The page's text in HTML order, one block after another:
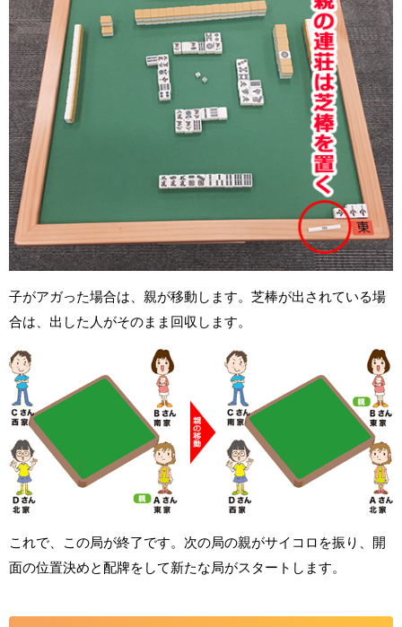
子がアガった場合は、親が移動します。芝棒が出されている場
合は、出した人がそのまま回収します。
これで、この局が終了です。次の局の親がサイコロを振り、開
面の位置決めと配牌をして新たな局がスタートします。